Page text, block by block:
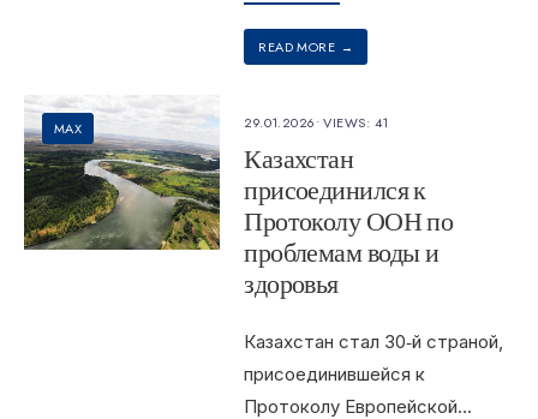
READ MORE →
MAX 29.01.2026•VIEWS: 41
Казахстан
присоединился к
Протоколу ООН по
проблемам воды и
здоровья
Казахстан стал 30‑й страной,
присоединившейся к
Протоколу Европейской...